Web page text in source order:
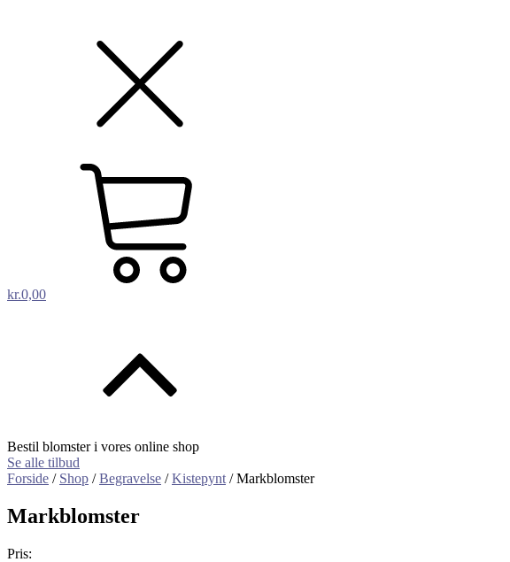
kr.0,00
Bestil blomster i vores online shop
Se alle tilbud
Forside / Shop /Begravelse /Kistepynt / Markblomster
Markblomster
Pris: